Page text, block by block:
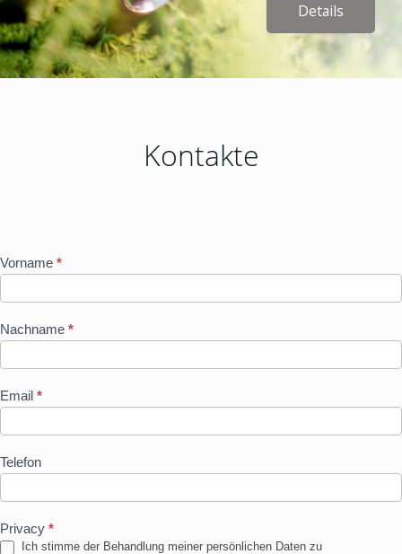
Details
Kontakte
Kontakte
Vorname *
Nachname *
Email *
Telefon
Privacy *
Ich stimme der Behandlung meiner persönlichen Daten zu